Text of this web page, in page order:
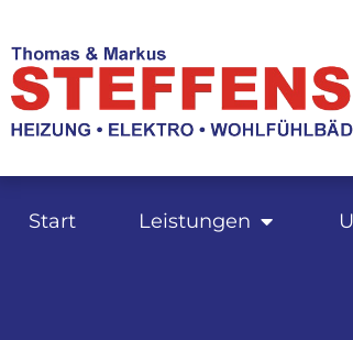
Start Leistungen